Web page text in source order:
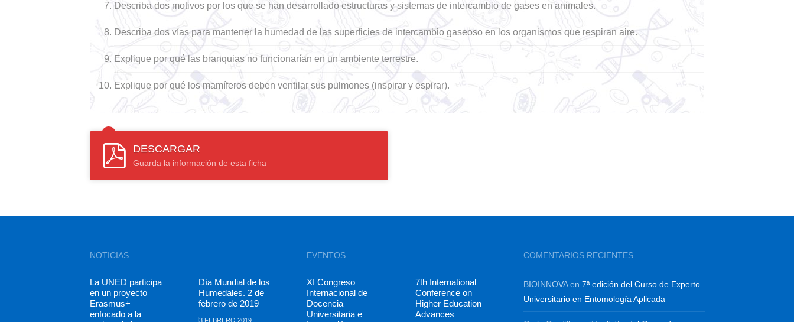
Describa dos motivos por los que se han desarrollado estructuras y sistemas de intercambio de gases en animales.
Describa dos vías para mantener la humedad de las superficies de intercambio gaseoso en los organismos que respiran aire.
Explique por qué las branquias no funcionarían en un ambiente terrestre.
Explique por qué los mamíferos deben ventilar sus pulmones (inspirar y espirar).
DESCARGAR
Guarda la información de esta ficha
NOTICIAS
La UNED participa
en un proyecto
Erasmus+
enfocado a la
Día Mundial de los
Humedales. 2 de
febrero de 2019
3 FEBRERO 2019
EVENTOS
XI Congreso
Internacional de
Docencia
Universitaria e
7th International
Conference on
Higher Education
Advances
COMENTARIOS RECIENTES
BIOINNOVAen7ª edición del Curso de Experto
Universitario en Entomología Aplicada